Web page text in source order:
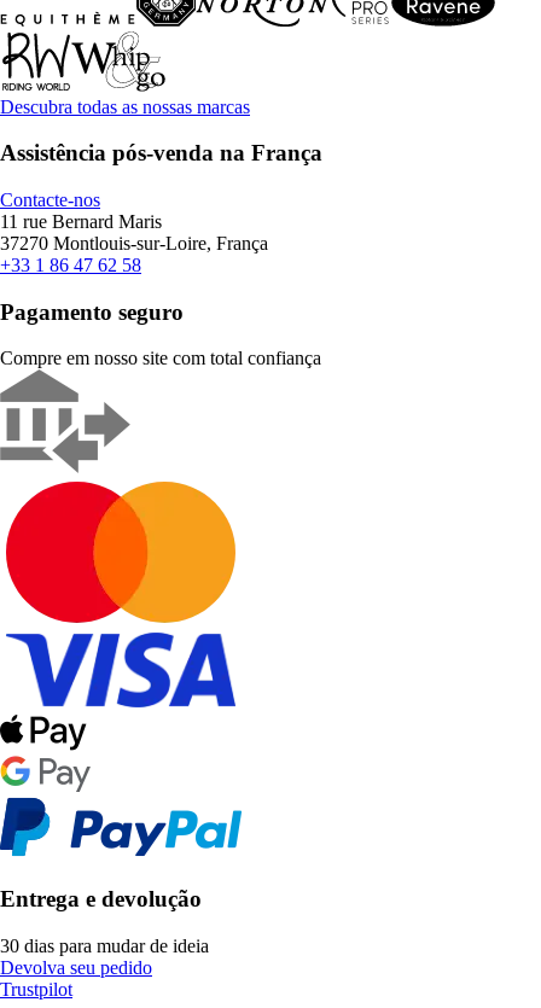
Descubra todas as nossas marcas
Assistência pós-venda na França
Contacte-nos
11 rue Bernard Maris
37270 Montlouis-sur-Loire, França
+33 1 86 47 62 58
Pagamento seguro
Compre em nosso site com total confiança
Entrega e devolução
30 dias para mudar de ideia
Devolva seu pedido
Trustpilot